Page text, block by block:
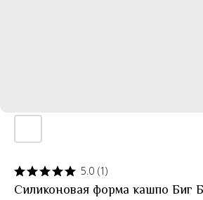
5.0 (1)
Силиконовая форма кашпо Биг